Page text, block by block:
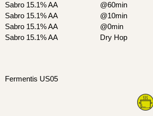
@60min
Sabro 15.1% AA
@10min
Sabro 15.1% AA
@0min
Sabro 15.1% AA
Dry Hop
Sabro 15.1% AA
Fermentis US05